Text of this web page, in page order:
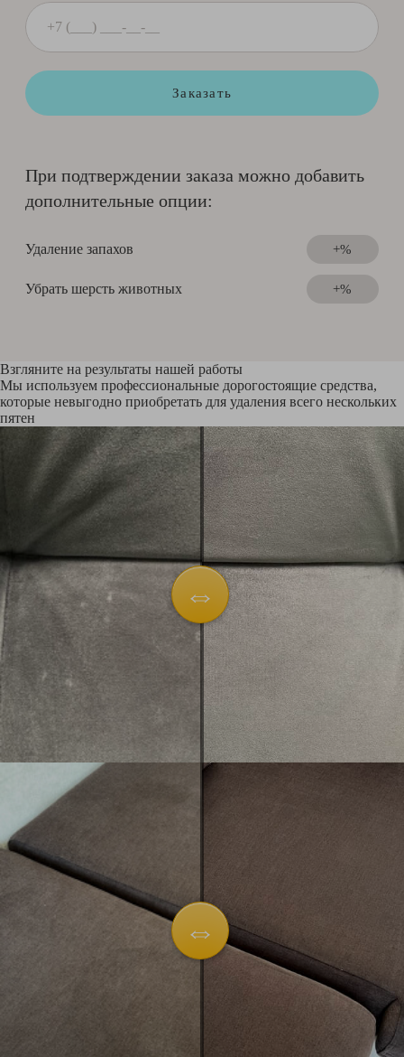
Заказать
При подтверждении заказа можно добавить
дополнительные опции:
Удаление запахов +%
Убрать шерсть животных +%
Взгляните на результаты нашей работы
Мы используем профессиональные дорогостоящие средства,
которые невыгодно приобретать для удаления всего нескольких
пятен